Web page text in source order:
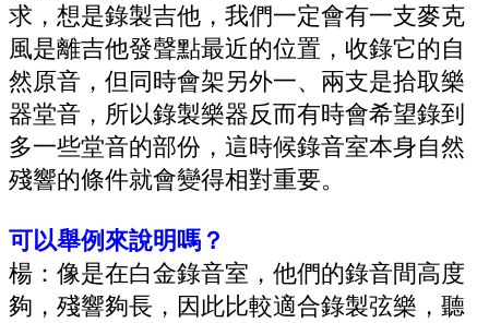
求，想是錄製吉他，我們一定會有一支麥克
風是離吉他發聲點最近的位置，收錄它的自
然原音，但同時會架另外一、兩支是拾取樂
器堂音，所以錄製樂器反而有時會希望錄到
多一些堂音的部份，這時候錄音室本身自然
殘響的條件就會變得相對重要。
可以舉例來說明嗎？
楊：像是在白金錄音室，他們的錄音間高度
夠，殘響夠長，因此比較適合錄製弦樂，聽